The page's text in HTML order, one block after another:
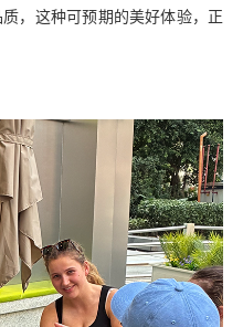
，这种可预期的美好体验，正